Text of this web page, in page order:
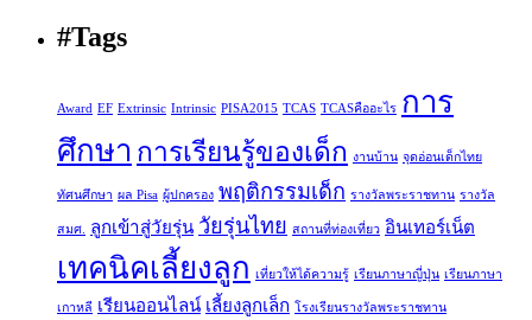
#Tags
Award EF Extrinsic Intrinsic PISA2015 TCAS TCASคืออะไร การ
ศึกษา การเรียนรู้ของเด็ก งานบ้าน จุดอ่อนเด็กไทย
ทัศนศึกษา ผล Pisa ผู้ปกครอง พฤติกรรมเด็ก รางวัลพระราชทาน รางวัล
สมศ. ลูกเข้าสู่วัยรุ่น วัยรุ่นไทย สถานที่ท่องเที่ยว อินเทอร์เน็ต
เทคนิคเลี้ยงลูก เที่ยวให้ได้ความรู้ เรียนภาษาญี่ปุ่น เรียนภาษา
เกาหลี เรียนออนไลน์ เลี้ยงลูกเล็ก โรงเรียนรางวัลพระราชทาน